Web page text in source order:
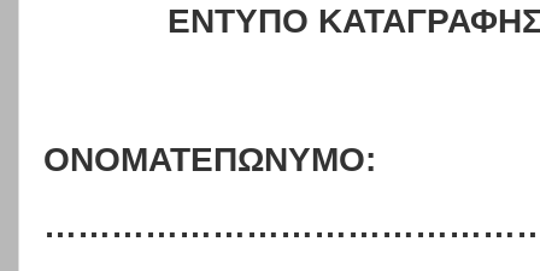
ΕΝΤΥΠΟ
ΟΝΟΜΑΤΕΠΩΝΥΜΟ: